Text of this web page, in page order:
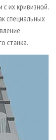
их кривизной.
специальных
станка.